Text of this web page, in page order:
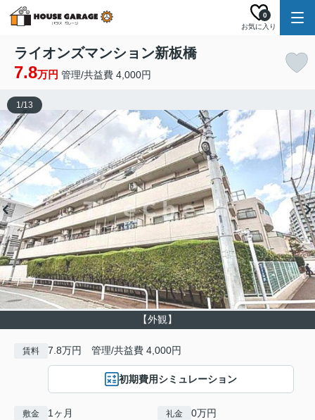
お気に入り
0
ライオンズマンション新板橋
7.8万円 管理/共益費 4,000円
【外観】
1/13
賃料 7.8万円 管理/共益費 4,000円
初期費用シミュレーション
敷金 1ヶ月 礼金 0万円